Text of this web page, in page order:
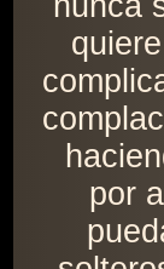
por